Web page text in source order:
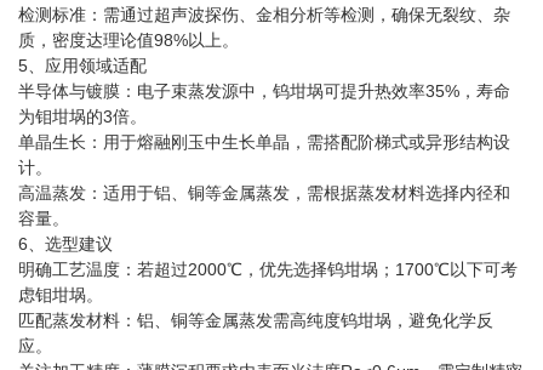
检测标准‌：需通过超声波探伤、金相分析等检测，确保无裂纹、杂
质，密度达理论值98%以上。
5、应用领域适配
半导体与镀膜‌：电子束蒸发源中，钨坩埚可提升热效率35%，寿命
为钼坩埚的3倍‌。
单晶生长‌：用于熔融刚玉中生长单晶，需搭配阶梯式或异形结构设
计。
高温蒸发‌：适用于铝、铜等金属蒸发，需根据蒸发材料选择内径和
容量。
6、选型建议
明确工艺温度‌：若超过2000℃，优先选择钨坩埚；1700℃以下可考
虑钼坩埚‌。
匹配蒸发材料‌：铝、铜等金属蒸发需高纯度钨坩埚，避免化学反
应‌。